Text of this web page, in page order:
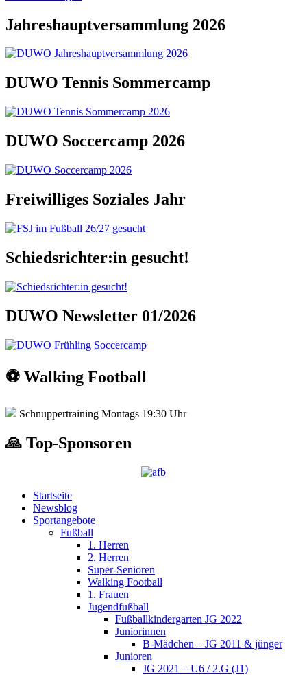
Jahreshauptversammlung 2026
DUWO Tennis Sommercamp
DUWO Soccercamp 2026
Freiwilliges Soziales Jahr
Schiedsrichter:in gesucht!
DUWO Newsletter 01/2026
⚽️ Walking Football
Schnuppertraining Montags 19:30 Uhr
🙏 Top-Sponsoren
Startseite
Newsblog
Sportangebote
Fußball
1. Herren
2. Herren
Super-Senioren
Walking Football
1. Frauen
Jugendfußball
Fußballkindergarten JG 2022
Juniorinnen
B-Mädchen – JG 2011 & jünger
Junioren
JG 2021 – U6 / 2.G (J1)